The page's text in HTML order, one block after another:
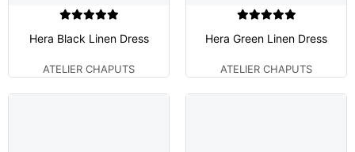
Hera Black Linen Dress
ATELIER CHAPUTS
Hera Green Linen Dress
ATELIER CHAPUTS